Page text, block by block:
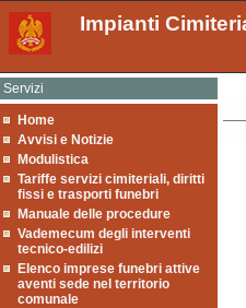
Impianti
Servizi
Home
Avvisi e Notizie
Modulistica
Tariffe servizi cimiteriali, diritti
fissi e trasporti funebri
Manuale delle procedure
Vademecum degli interventi
tecnico-edilizi
Elenco imprese funebri attive
aventi sede nel territorio
comunale